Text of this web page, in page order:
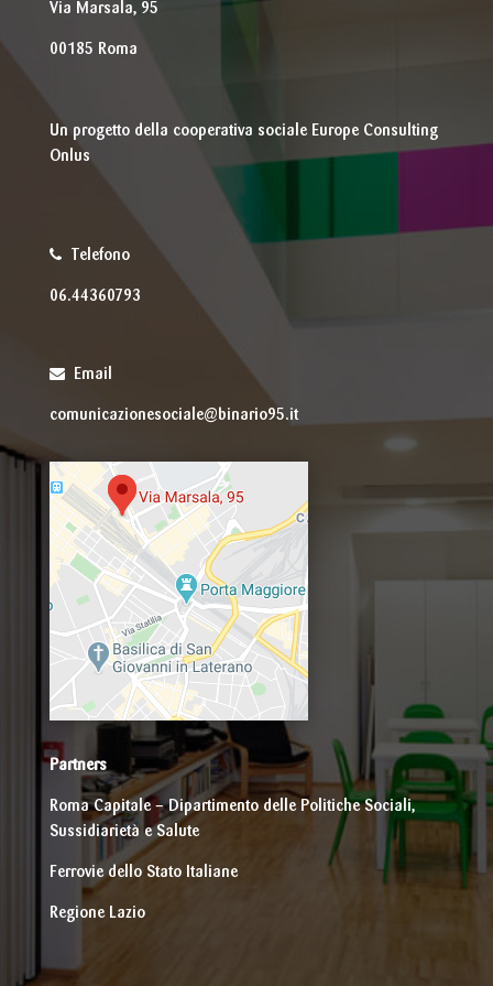
Via Marsala, 95
00185 Roma
Un progetto della cooperativa sociale Europe Consulting
Onlus
Telefono
06.44360793
Email
comunicazionesociale@binario95.it
Partners
Roma Capitale – Dipartimento delle Politiche Sociali,
Sussidiarietà e Salute
Ferrovie dello Stato Italiane
Regione Lazio